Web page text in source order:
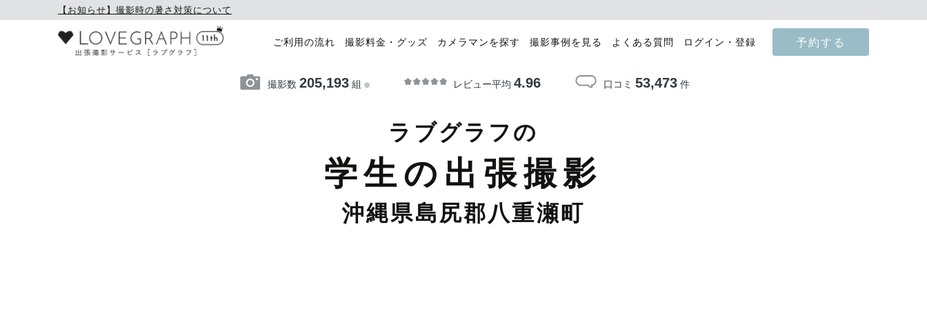
【お知らせ】撮影時の暑さ対策について
ご利用の流れ 撮影料金・グッズ カメラマンを探す 撮影事例を見る よくある質問 ログイン・登録 予約する
撮影数 205,193組 ※ レビュー平均 4.96 口コミ 53,473件
ラブグラフの
学生の出張撮影
沖縄県島尻郡八重瀬町